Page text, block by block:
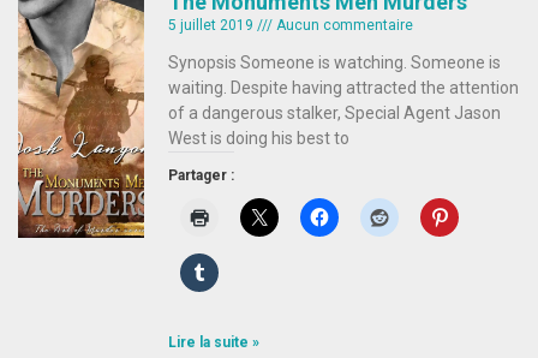
5 juillet 2019 Aucun commentaire
Synopsis Someone is watching. Someone is
waiting. Despite having attracted the attention
of a dangerous stalker, Special Agent Jason
West is doing his best to
Partager :
Lire la suite »